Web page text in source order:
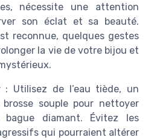
nécessite une attention
son éclat et sa beauté.
reconnue, quelques gestes
la vie de votre bijou et
: Utilisez de l’eau tiède, un
souple pour nettoyer
bague diamant. Évitez les
qui pourraient altérer